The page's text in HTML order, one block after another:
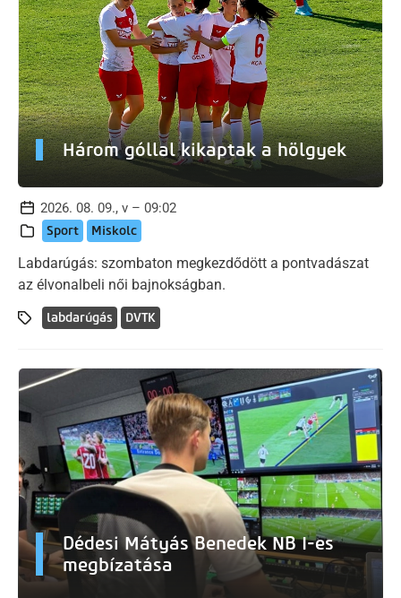
Három góllal kikaptak a hölgyek
2026. 08. 09., v – 09:02
Sport Miskolc
Labdarúgás: szombaton megkezdődött a pontvadászat
az élvonalbeli női bajnokságban.
labdarúgás DVTK
Dédesi Mátyás Benedek NB I-es
megbízatása